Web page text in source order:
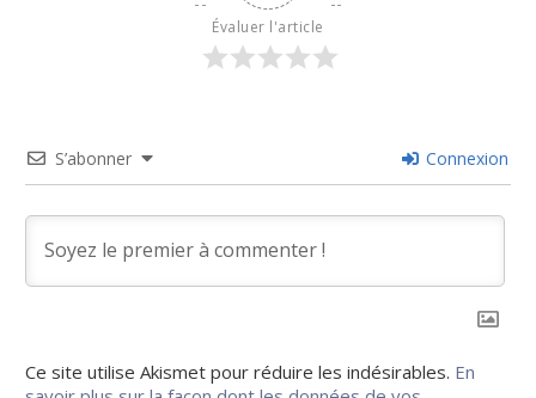
Évaluer l'article
S’abonner Connexion
Ce site utilise Akismet pour réduire les indésirables. En